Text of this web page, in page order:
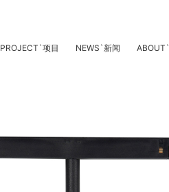
PROJECT `项目 NEWS `新闻 ABOUT `